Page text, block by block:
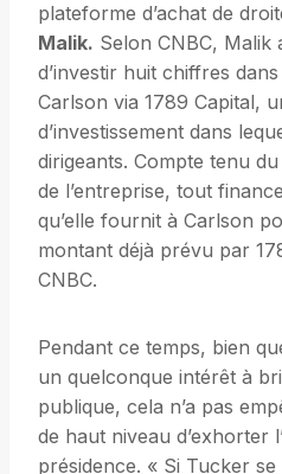
plateforme d’achat de
Malik. Selon CNBC, Malik
d’investir huit chiffres
Carlson via 1789 Capital,
d’investissement dans
dirigeants. Compte tenu
de l’entreprise, tout
qu’elle fournit à Carlson
montant déjà prévu par
CNBC.
Pendant ce temps, bien
un quelconque intérêt à
publique, cela n’a pas
de haut niveau d’exhorter
présidence. « Si Tucker